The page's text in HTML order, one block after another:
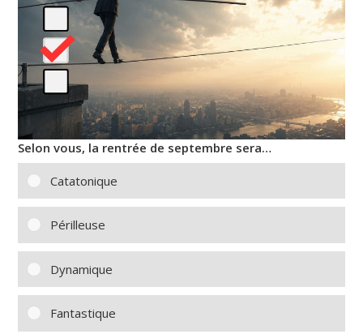
Selon vous, la rentrée de septembre sera…
Catatonique
Périlleuse
Dynamique
Fantastique